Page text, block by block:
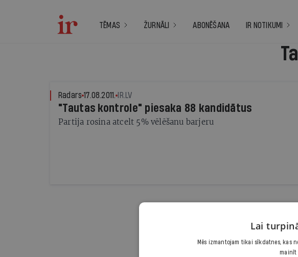
TĒMAS ŽURNĀLI ABONĒŠANA IR NOTIKUMI
Radars 17.08.2011. IR.LV
"Tautas kontrole" piesaka 88 kandidātus
Partija rosina atcelt 5% vēlēšanu barjeru
Lai
Mēs izmantojam tikai sīkdatnes, kas
mainīt